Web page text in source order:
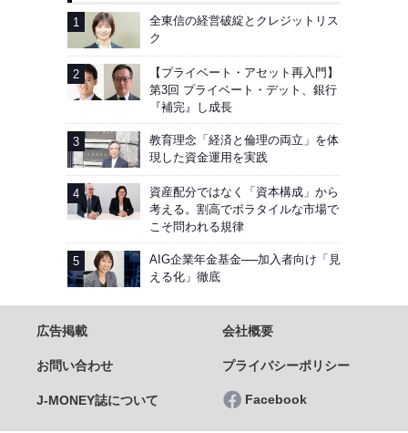
全東信の経営破綻とクレジットリス
ク
【プライベート・アセット再入門】
第3回 プライベート・デット、銀行
『補完』し成長
教育理念「経済と倫理の両立」を体
現した資金運用を実践
資産配分ではなく「資本構成」から
考える。割高でボラタイルな市場で
こそ問われる規律
AIG企業年金基金──加入者向け「見
える化」徹底
広告掲載 会社概要
お問い合わせ プライバシーポリシー
J-MONEY誌について Facebook